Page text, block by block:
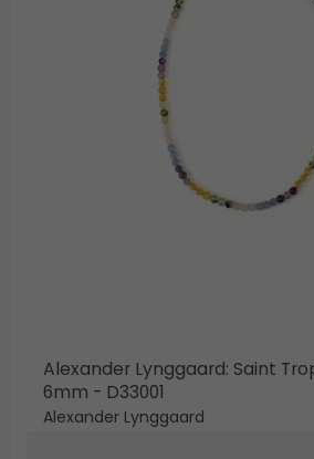
Alexander Lynggaard: Saint
6mm - D33001
Alexander Lynggaard